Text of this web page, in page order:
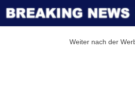
Weiter nach der